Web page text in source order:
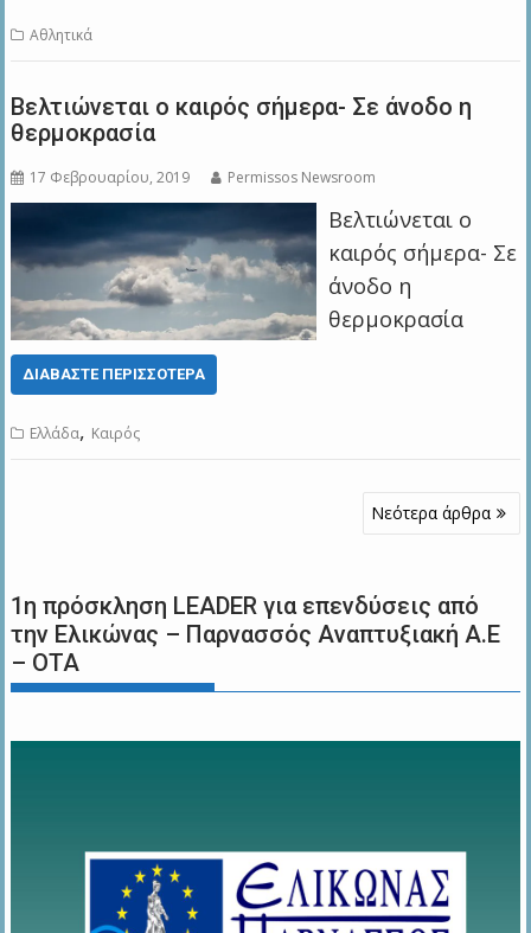
Αθλητικά
Βελτιώνεται ο καιρός σήμερα- Σε άνοδο η
θερμοκρασία
17 Φεβρουαρίου, 2019 Permissos Newsroom
Βελτιώνεται ο
καιρός σήμερα- Σε
άνοδο η
θερμοκρασία
ΔΙΑΒΆΣΤΕ ΠΕΡΙΣΣΌΤΕΡΑ
Ελλάδα, Καιρός
Νεότερα άρθρα
1η πρόσκληση LEADER για επενδύσεις από
την Ελικώνας – Παρνασσός Αναπτυξιακή Α.Ε
– ΟΤΑ